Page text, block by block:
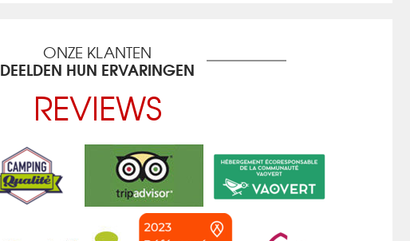
ONZE KLANTEN
DEELDEN HUN ERVARINGEN
REVIEWS